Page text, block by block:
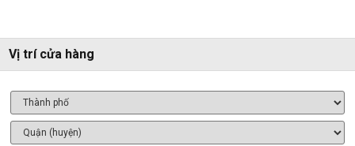
Vị trí cửa hàng